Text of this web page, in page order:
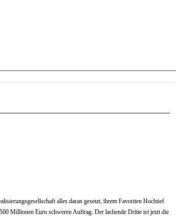
alles daran gesetzt, ihrem Favoriten Hochtief
Millionen Euro schweren Auftrag. Der lachende Dritte ist jetzt die